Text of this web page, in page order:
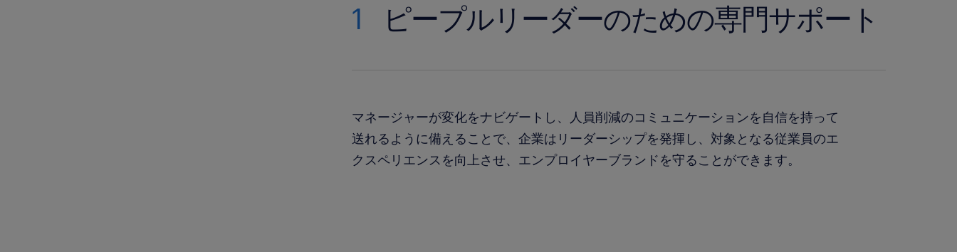
1 ピープルリーダーのための専門サポート
マネージャーが変化をナビゲートし、人員削減のコミュニケーションを自信を持って
送れるように備えることで、企業はリーダーシップを発揮し、対象となる従業員のエ
クスペリエンスを向上させ、エンプロイヤーブランドを守ることができます。